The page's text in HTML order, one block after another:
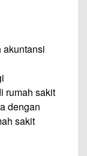
akuntansi
rumah sakit
dengan
sakit